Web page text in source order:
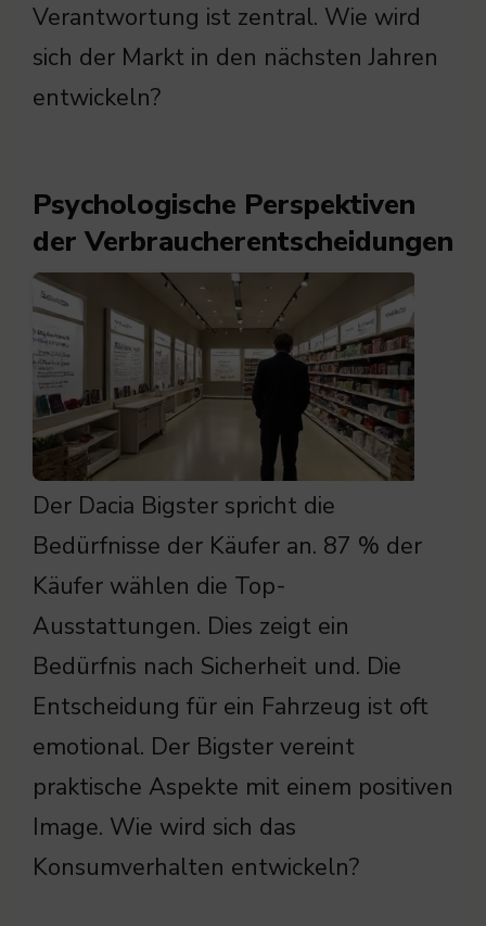
Verantwortung ist zentral. Wie wird
sich der Markt in den nächsten Jahren
entwickeln?
Psychologische Perspektiven
der Verbraucherentscheidungen
Der Dacia Bigster spricht die
Bedürfnisse der Käufer an. 87 % der
Käufer wählen die Top-
Ausstattungen. Dies zeigt ein
Bedürfnis nach Sicherheit und. Die
Entscheidung für ein Fahrzeug ist oft
emotional. Der Bigster vereint
praktische Aspekte mit einem positiven
Image. Wie wird sich das
Konsumverhalten entwickeln?